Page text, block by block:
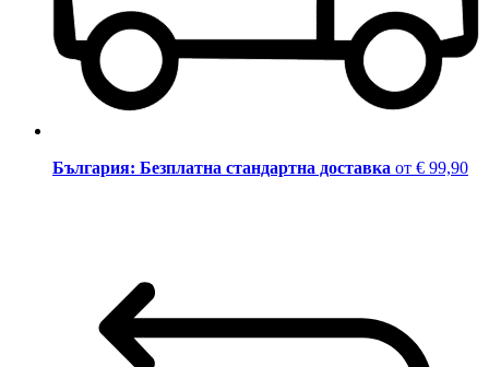
България: Безплатна стандартна доставка от € 99,90